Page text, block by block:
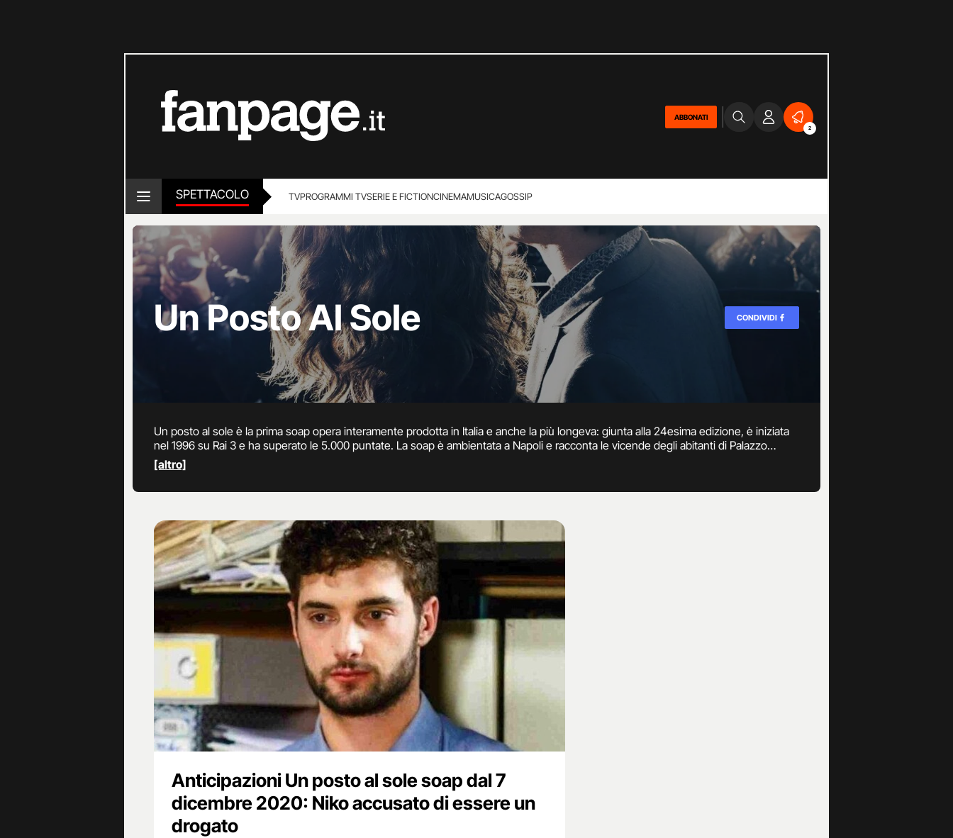
ABBONATI
2
SPETTACOLO TVPROGRAMMI TVSERIE E FICTIONCINEMAMUSICAGOSSIP
Un Posto Al Sole CONDIVIDI
Un posto al sole è la prima soap opera interamente prodotta in Italia e anche la più longeva: giunta alla 24esima edizione, è iniziata
nel 1996 su Rai 3 e ha superato le 5.000 puntate. La soap è ambientata a Napoli e racconta le vicende degli abitanti di Palazzo
Palladini. La particolarità di Upas è che non tratta solo temi di amori ma anche storie di cronaca, problematiche sociali, presenta
tante scene comiche e spesso surreali, con una narrazione che segue le vicende della vita reale. Va in onda dal lunedi al venerdì
[altro]
Anticipazioni Un posto al sole soap dal 7
dicembre 2020: Niko accusato di essere un
drogato